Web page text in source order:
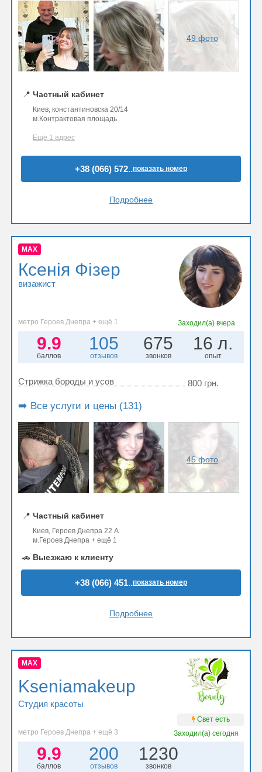
49 фото
📍 Частный кабинет
Киев, константиновска 20/14
м.Контрактовая площадь
Ещё 1 адрес
+38 (066) 572..показать номер
Подробнее
MAX
Ксенія Фізер
визажист
метро Героев Днепра + ещё 1 Заходил(а) вчера
9.9
баллов
105
отзывов
675
звонков
16 л.
опыт
Стрижка бороды и усов 800 грн.
➡️ Все услуги и цены (131)
45 фото
📍 Частный кабинет
Киев, Героев Днепра 22 А
м.Героев Днепра + ещё 1
🚗 Выезжаю к клиенту
+38 (066) 451..показать номер
Подробнее
MAX
Kseniamakeup
Студия красоты
Свет есть
метро Героев Днепра + ещё 3
Заходил(а)сегодня
9.9
баллов
200
отзывов
1230
звонков